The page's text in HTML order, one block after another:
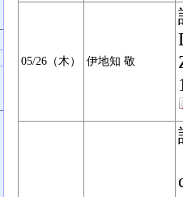
05/26（木） 伊地知 敬